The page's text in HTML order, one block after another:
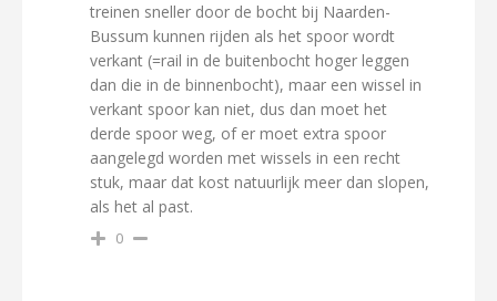
treinen sneller door de bocht bij Naarden-
Bussum kunnen rijden als het spoor wordt
verkant (=rail in de buitenbocht hoger leggen
dan die in de binnenbocht), maar een wissel in
verkant spoor kan niet, dus dan moet het
derde spoor weg, of er moet extra spoor
aangelegd worden met wissels in een recht
stuk, maar dat kost natuurlijk meer dan slopen,
als het al past.
0